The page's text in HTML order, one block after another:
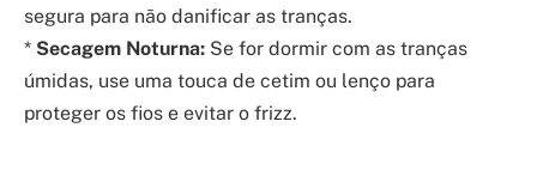
segura para não danificar as tranças.
* Secagem Noturna: Se for dormir com as tranças
úmidas, use uma touca de cetim ou lenço para
proteger os fios e evitar o frizz.